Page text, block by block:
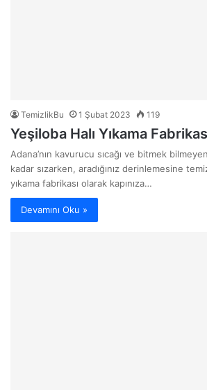
TemizlikBu 1 Şubat 2023 119
Yeşiloba Halı Yıkama
Adana’nın kavurucu sıcağı ve bitmek
kadar sızarken, aradığınız derinlemesine
yıkama fabrikası olarak kapınıza…
Devamını Oku »